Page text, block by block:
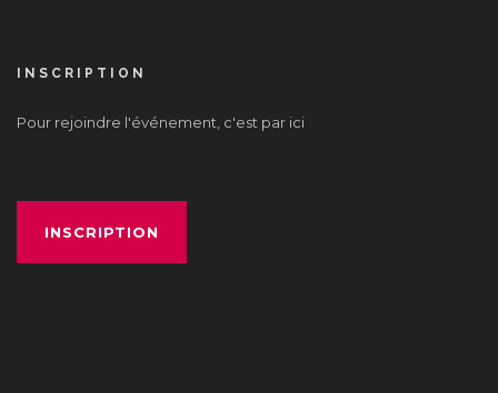
INSCRIPTION
Pour rejoindre l'événement, c'est par ici
INSCRIPTION